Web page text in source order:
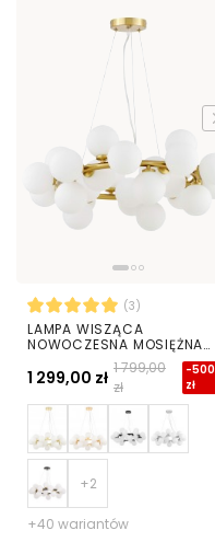
(3)
LAMPA WISZĄCA
NOWOCZESNA MOSIĘŻNA
BIAŁE KULE MARSIADA 25
1 299,00 zł 1 799,00
zł
-500
zł
+40 wariantów